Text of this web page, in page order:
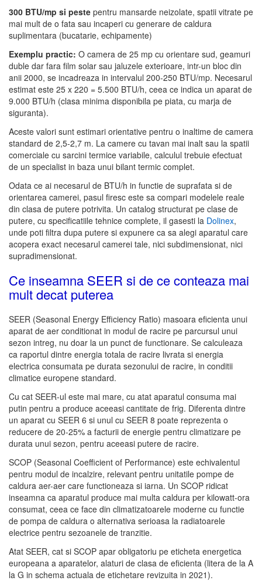
300 BTU/mp si peste pentru mansarde neizolate, spatii vitrate pe
mai mult de o fata sau incaperi cu generare de caldura
suplimentara (bucatarie, echipamente)
Exemplu practic: O camera de 25 mp cu orientare sud, geamuri
duble dar fara film solar sau jaluzele exterioare, intr-un bloc din
anii 2000, se incadreaza in intervalul 200-250 BTU/mp. Necesarul
estimat este 25 x 220 = 5.500 BTU/h, ceea ce indica un aparat de
9.000 BTU/h (clasa minima disponibila pe piata, cu marja de
siguranta).
Aceste valori sunt estimari orientative pentru o inaltime de camera
standard de 2,5-2,7 m. La camere cu tavan mai inalt sau la spatii
comerciale cu sarcini termice variabile, calculul trebuie efectuat
de un specialist in baza unui bilant termic complet.
Odata ce ai necesarul de BTU/h in functie de suprafata si de
orientarea camerei, pasul firesc este sa compari modelele reale
din clasa de putere potrivita. Un catalog structurat pe clase de
putere, cu specificatiile tehnice complete, il gasesti la Dolinex,
unde poti filtra dupa putere si expunere ca sa alegi aparatul care
acopera exact necesarul camerei tale, nici subdimensionat, nici
supradimensionat.
Ce inseamna SEER si de ce conteaza mai
mult decat puterea
SEER (Seasonal Energy Efficiency Ratio) masoara eficienta unui
aparat de aer conditionat in modul de racire pe parcursul unui
sezon intreg, nu doar la un punct de functionare. Se calculeaza
ca raportul dintre energia totala de racire livrata si energia
electrica consumata pe durata sezonului de racire, in conditii
climatice europene standard.
Cu cat SEER-ul este mai mare, cu atat aparatul consuma mai
putin pentru a produce aceeasi cantitate de frig. Diferenta dintre
un aparat cu SEER 6 si unul cu SEER 8 poate reprezenta o
reducere de 20-25% a facturii de energie pentru climatizare pe
durata unui sezon, pentru aceeasi putere de racire.
SCOP (Seasonal Coefficient of Performance) este echivalentul
pentru modul de incalzire, relevant pentru unitatile pompe de
caldura aer-aer care functioneaza si iarna. Un SCOP ridicat
inseamna ca aparatul produce mai multa caldura per kilowatt-ora
consumat, ceea ce face din climatizatoarele moderne cu functie
de pompa de caldura o alternativa serioasa la radiatoarele
electrice pentru sezoanele de tranzitie.
Atat SEER, cat si SCOP apar obligatoriu pe eticheta energetica
europeana a aparatelor, alaturi de clasa de eficienta (litera de la A
la G in schema actuala de etichetare revizuita in 2021).